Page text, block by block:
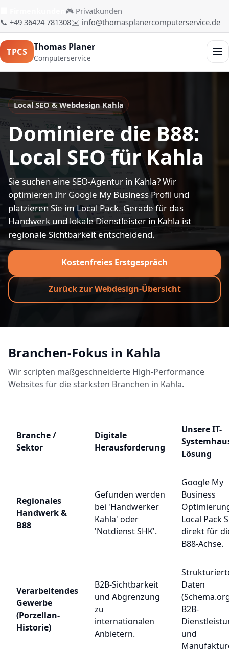
🎮 Privatkunden
📞 +49 36424 781308✉️ info@thomasplanercomputerservice.de
TPCS Thomas Planer
Computerservice
Local SEO & Webdesign Kahla
Dominiere die B88:
Local SEO für Kahla
Sie suchen eine SEO-Agentur in Kahla? Wir
optimieren Ihr Google My Business Profil und
platzieren Sie im Local Pack. Gerade für das
Handwerk und lokale Dienstleister in Kahla ist
regionale Sichtbarkeit entscheidend.
Kostenfreies Erstgespräch
Zurück zur Webdesign-Übersicht
Branchen-Fokus in Kahla
Wir scripten maßgeschneiderte High-Performance
Websites für die stärksten Branchen in Kahla.
Branche /
Sektor
Digitale
Herausforderung
Unsere IT-
Lösung
Regionales
Handwerk &
B88
Gefunden werden
bei 'Handwerker
Kahla' oder
'Notdienst SHK'.
Google My
Business
Local Pack
direkt für
B88-Achse.
Verarbeitendes
Gewerbe
(Porzellan-
Historie)
B2B-Sichtbarkeit
und Abgrenzung
zu
internationalen
Anbietern.
Daten
B2B-
und